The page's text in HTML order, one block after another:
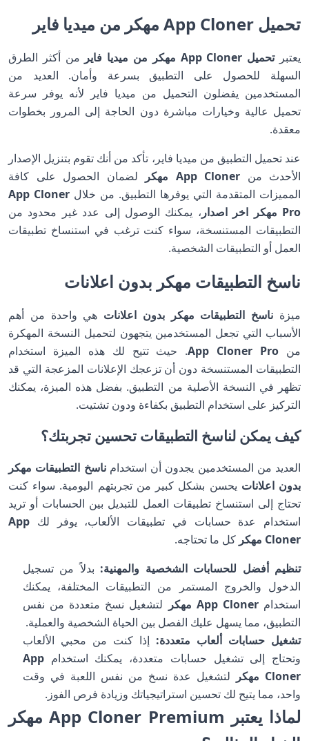
تحميل App Cloner مهكر من ميديا فاير
يعتبرتحميل App Cloner مهكر من ميديا فاير
من أكثر الطرق
السهلة للحصول على التطبيق بسرعة وأمان. العديد من
المستخدمين يفضلون التحميل من ميديا فاير لأنه يوفر سرعة
تحميل عالية وخيارات مباشرة دون الحاجة إلى المرور بخطوات
معقدة.
عند تحميل التطبيق من ميديا فاير، تأكد من أنك تقوم بتنزيل الإصدار
الأحدث من App Cloner مهكر
لضمان الحصول على كافة
المميزات المتقدمة التي يوفرها التطبيق. من خلال App Cloner
Pro مهكر اخر اصدار
، يمكنك الوصول إلى عدد غير محدود من
التطبيقات المستنسخة، سواء كنت ترغب في استنساخ تطبيقات
العمل أو التطبيقات الشخصية.
ناسخ التطبيقات مهكر بدون اعلانات
ميزة ناسخ التطبيقات مهكر بدون اعلانات هي واحدة من أهم
الأسباب التي تجعل المستخدمين يتجهون لتحميل النسخة المهكرة
من App Cloner Pro. حيث تتيح لك هذه الميزة استخدام
التطبيقات المستنسخة دون أن تزعجك الإعلانات المزعجة التي قد
تظهر في النسخة الأصلية من التطبيق. بفضل هذه الميزة، يمكنك
التركيز على استخدام التطبيق بكفاءة ودون تشتيت.
كيف يمكن لناسخ التطبيقات تحسين تجربتك؟
العديد من المستخدمين يجدون أن استخدامناسخ التطبيقات مهكر
بدون اعلانات يحسن بشكل كبير من تجربتهم اليومية. سواء كنت
تحتاج إلى استنساخ تطبيقات العمل للتبديل بين الحسابات أو تريد
استخدام عدة حسابات في تطبيقات الألعاب، يوفر لك App
Cloner مهكر
كل ما تحتاجه.
تنظيم أفضل للحسابات الشخصية والمهنية: بدلاً من تسجيل
الدخول والخروج المستمر من التطبيقات المختلفة، يمكنك
استخدامApp Cloner مهكر
لتشغيل نسخ متعددة من نفس
التطبيق، مما يسهل عليك الفصل بين الحياة الشخصية والعملية.
تشغيل حسابات ألعاب متعددة: إذا كنت من محبي الألعاب
وتحتاج إلى تشغيل حسابات متعددة، يمكنك استخدامApp
Cloner مهكر
لتشغيل عدة نسخ من نفس اللعبة في وقت
واحد، مما يتيح لك تحسين استراتيجياتك وزيادة فرص الفوز.
لماذا يعتبر App Cloner Premium مهكر